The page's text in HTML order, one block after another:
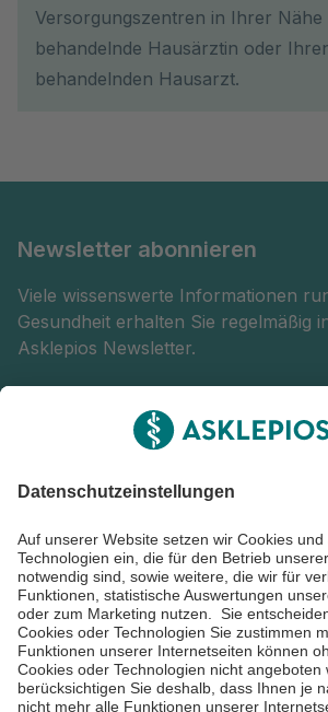
Versorgungszentren in Ihrer
behandelnde Hausärztin oder
behandelnden Hausarzt.
Newsletter abonnieren
Viele wissenswerte Informationen
Gesundheit erhalten Sie regelmäßig
Asklepios Newsletter.
Abonnieren
Asklepios Klinik St. Georg
Lohmühlenstraße 5